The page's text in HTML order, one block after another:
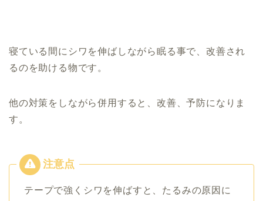
寝ている間にシワを伸ばしながら眠る事で、改善され
るのを助ける物です。
他の対策をしながら併用すると、改善、予防になりま
す。
テープで強くシワを伸ばすと、たるみの原因に